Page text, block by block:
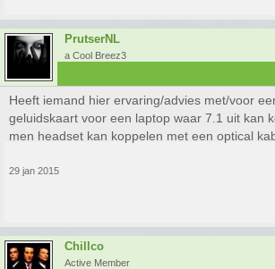
PrutserNL
a Cool Breez3
Heeft iemand hier ervaring/advies met/voor
geluidskaart voor een laptop waar 7.1 uit kan
men headset kan koppelen met een optical
29 jan 2015
Chillco
Active Member